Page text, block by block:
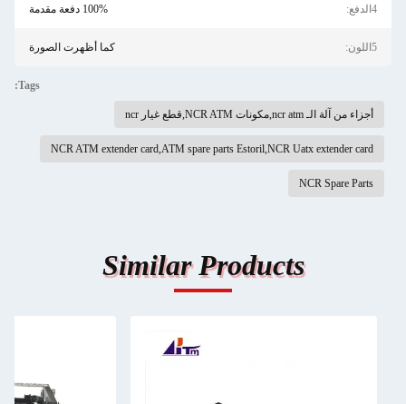
4الدفع: 100% دفعة مقدمة
5اللون: كما أظهرت الصورة
Tags:
أجزاء من آلة الـ ncr atm,مكونات NCR ATM,قطع غيار ncr
NCR ATM extender card,ATM spare parts Estoril,NCR Uatx extender card
NCR Spare Parts
Similar Products